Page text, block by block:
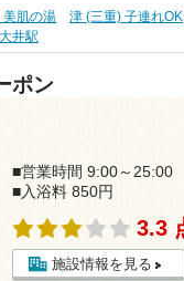
美肌の湯 津 (三重) 子連れOK
井駅
ポン
■営業時間 9:00～25:00
■入浴料 850円
3.3
施設情報を見る